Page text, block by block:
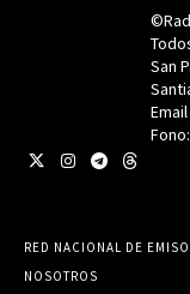
San
RED NACIONAL DE
NOSOTROS